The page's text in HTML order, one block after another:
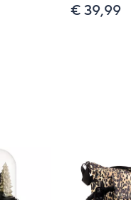
€ 39,99